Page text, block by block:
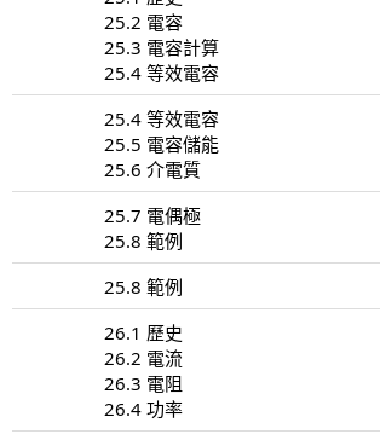
25.2 電容
25.3 電容計算
25.4 等效電容
25.4 等效電容
25.5 電容儲能
25.6 介電質
25.7 電偶極
25.8 範例
25.8 範例
26.1 歷史
26.2 電流
26.3 電阻
26.4 功率